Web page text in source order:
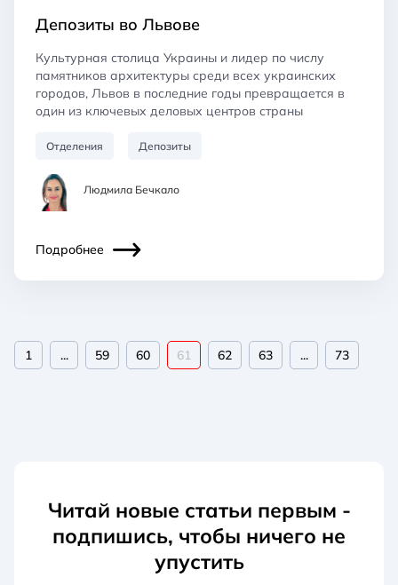
Депозиты во Львове
Культурная столица Украины и лидер по числу
памятников архитектуры среди всех украинских
городов, Львов в последние годы превращается в
один из ключевых деловых центров страны
Отделения Депозиты
Людмила Бечкало
Подробнее
1 ... 59 60 61 62 63 ... 73
Читай новые статьи первым -
подпишись, чтобы ничего не
упустить